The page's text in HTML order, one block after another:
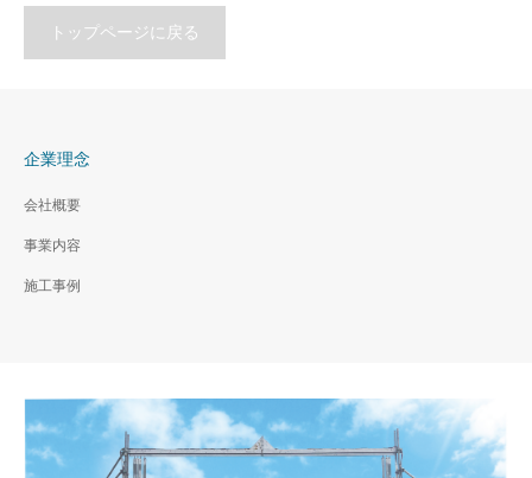
トップページに戻る
企業理念
会社概要
事業内容
施工事例